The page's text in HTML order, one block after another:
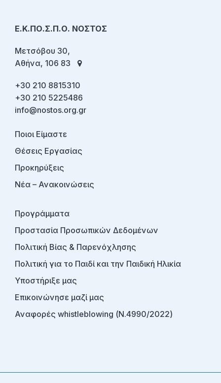
Ε.Κ.ΠΟ.Σ.Π.Ο. ΝΟΣΤΟΣ
Μετσόβου 30,
Αθήνα, 106 83
+30 210 8815310
+30 210 5225486
info@nostos.org.gr
Ποιοι Είμαστε
Θέσεις Εργασίας
Προκηρύξεις
Νέα – Ανακοινώσεις
Προγράμματα
Προστασία Προσωπικών Δεδομένων
Πολιτική Βίας & Παρενόχλησης
Πολιτική για το Παιδί και την Παιδική Ηλικία
Υποστήριξε μας
Επικοινώνησε μαζί μας
Αναφορές whistleblowing (Ν.4990/2022)